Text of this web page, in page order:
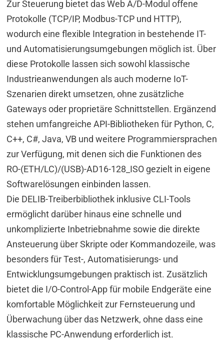
Zur Steuerung bietet das Web A/D-Modul offene
Protokolle (TCP/IP, Modbus-TCP und HTTP),
wodurch eine flexible Integration in bestehende IT-
und Automatisierungsumgebungen möglich ist. Über
diese Protokolle lassen sich sowohl klassische
Industrieanwendungen als auch moderne IoT-
Szenarien direkt umsetzen, ohne zusätzliche
Gateways oder proprietäre Schnittstellen. Ergänzend
stehen umfangreiche API-Bibliotheken für Python, C,
C++, C#, Java, VB und weitere Programmiersprachen
zur Verfügung, mit denen sich die Funktionen des
RO-(ETH/LC)/(USB)-AD16-128_ISO gezielt in eigene
Softwarelösungen einbinden lassen.
Die DELIB-Treiberbibliothek inklusive CLI-Tools
ermöglicht darüber hinaus eine schnelle und
unkomplizierte Inbetriebnahme sowie die direkte
Ansteuerung über Skripte oder Kommandozeile, was
besonders für Test-, Automatisierungs- und
Entwicklungsumgebungen praktisch ist. Zusätzlich
bietet die I/O-Control-App für mobile Endgeräte eine
komfortable Möglichkeit zur Fernsteuerung und
Überwachung über das Netzwerk, ohne dass eine
klassische PC-Anwendung erforderlich ist.